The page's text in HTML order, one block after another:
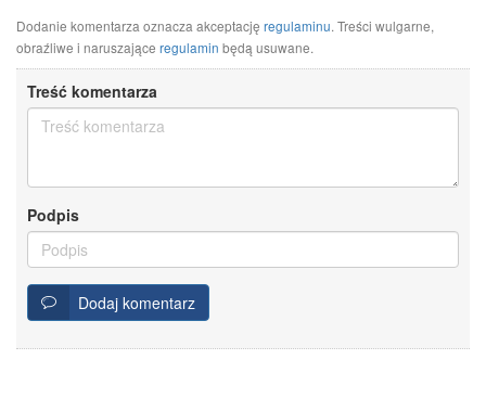
Dodanie komentarza oznacza akceptację regulaminu. Treści wulgarne,
obraźliwe i naruszające regulamin będą usuwane.
Treść komentarza
Podpis
Dodaj komentarz